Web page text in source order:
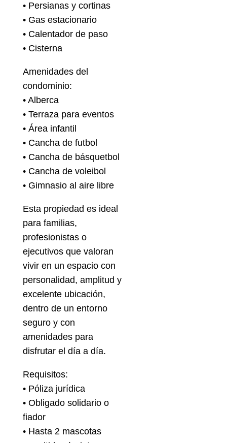
• Persianas y cortinas
• Gas estacionario
• Calentador de paso
• Cisterna
Amenidades del
condominio:
• Alberca
• Terraza para eventos
• Área infantil
• Cancha de futbol
• Cancha de básquetbol
• Cancha de voleibol
• Gimnasio al aire libre
Esta propiedad es ideal
para familias,
profesionistas o
ejecutivos que valoran
vivir en un espacio con
personalidad, amplitud y
excelente ubicación,
dentro de un entorno
seguro y con
amenidades para
disfrutar el día a día.
Requisitos:
• Póliza jurídica
• Obligado solidario o
fiador
• Hasta 2 mascotas